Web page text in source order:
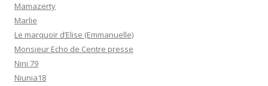
Mamazerty
Marlie
Le marquoir d’Elise (Emmanuelle)
Monsieur Echo de Centre presse
Nini 79
Niunia18